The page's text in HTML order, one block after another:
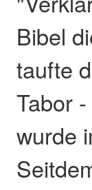
Bibel
taufte
Tabor
wurde